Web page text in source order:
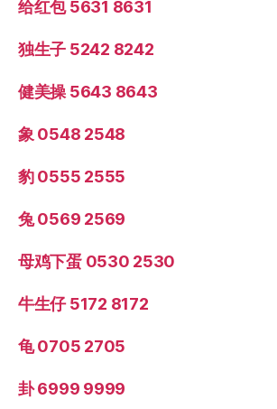
给红包 5631 8631
独生子 5242 8242
健美操 5643 8643
象 0548 2548
豹 0555 2555
兔 0569 2569
母鸡下蛋 0530 2530
牛生仔 5172 8172
龟 0705 2705
卦 6999 9999